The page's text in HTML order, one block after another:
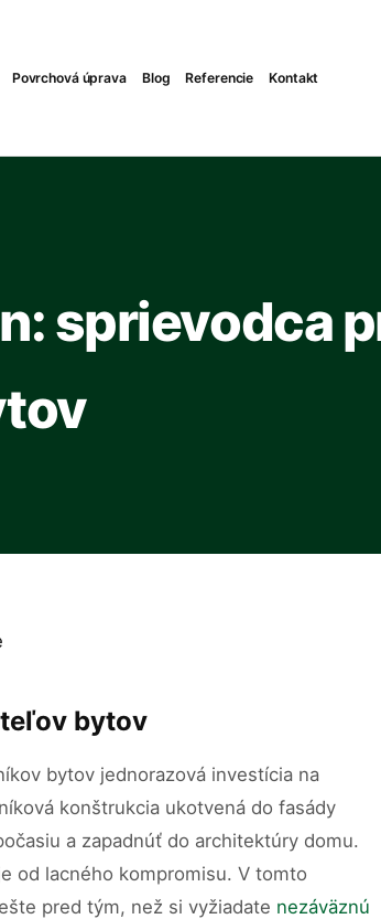
Povrchová úprava Blog Referencie Kontakt
sprievodca
bytov
bytov jednorazová investícia na
konštrukcia ukotvená do fasády
a zapadnúť do architektúry domu.
od lacného kompromisu. V tomto
pred tým, než si vyžiadate nezáväznú